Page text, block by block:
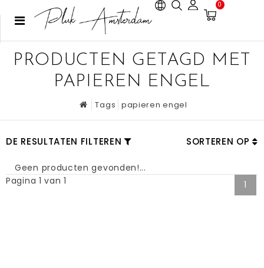
0
PRODUCTEN GETAGD MET
PAPIEREN ENGEL
Tags papieren engel
DE RESULTATEN FILTEREN SORTEREN OP
Geen producten gevonden!...
Pagina 1 van 1
1